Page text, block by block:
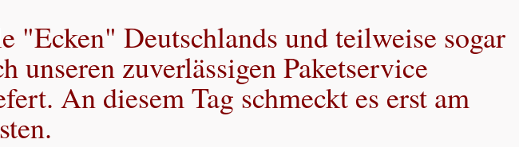
"Ecken" Deutschlands und teilweise sogar
unseren zuverlässigen Paketservice
An diesem Tag schmeckt es erst am